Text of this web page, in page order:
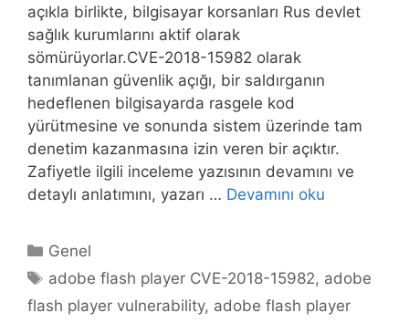
açıkla birlikte, bilgisayar korsanları Rus devlet
sağlık kurumlarını aktif olarak
sömürüyorlar.CVE-2018-15982 olarak
tanımlanan güvenlik açığı, bir saldırganın
hedeflenen bilgisayarda rasgele kod
yürütmesine ve sonunda sistem üzerinde tam
denetim kazanmasına izin veren bir açıktır.
Zafiyetle ilgili inceleme yazısının devamını ve
detaylı anlatımını, yazarı … Devamını oku
Kategoriler
Genel
Etiketler
adobe flash player CVE-2018-15982, adobe
flash player vulnerability, adobe flash player